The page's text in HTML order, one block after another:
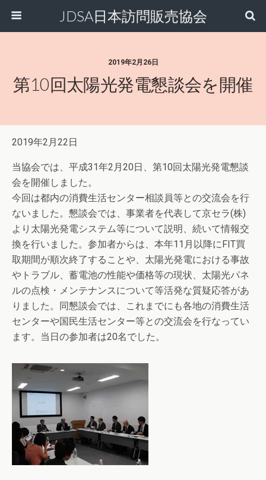
JDSA日本訪問販売協会
2019年2月26日
第10回太陽光発電懇談会を開催
2019年2月22日
当協会では、平成31年2月20日、第10回太陽光発電懇談
会を開催しました。
今回は都内の消費生活センター相談員等との交流会を行
ないました。懇談会では、事業者を代表して京セラ(株)
より太陽光発電システム等について説明、続いて情報交
換を行いました。参加者からは、本年11月以降にFIT買
取期間が順次終了することや、太陽光発電における事故
やトラブル、蓄電池の性能や価格等の現状、太陽光パネ
ルの点検・メンテナンスについて等活発な質疑応答があ
りました。同懇談会では、これまでにも各地の消費生活
センターや国民生活センター等との交流会を行なってい
ます。当日の参加者は20名でした。